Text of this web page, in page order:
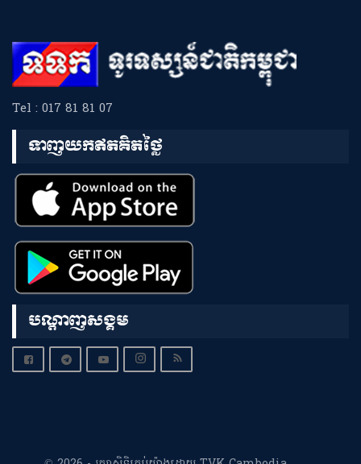
Tel : 017 81 81 07
ទាញយកឥតគិតថ្លៃ
បណ្តាញសង្គម